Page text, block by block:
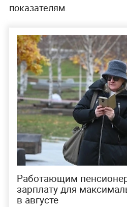
показателям.
Работающим
зарплату для
в августе